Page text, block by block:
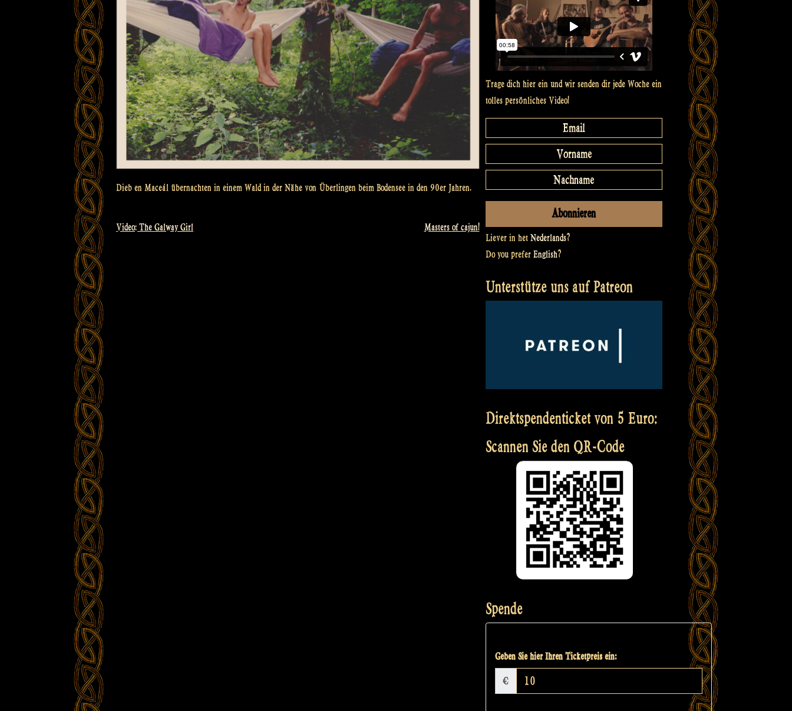
Dieb en Maceál übernachten in einem Wald in der Nähe von Überlingen beim Bodensee in den 90er Jahren.
Beitragsnavigation
Video: The Galway Girl Masters of cajun!
Trage dich hier ein und wir senden dir jede Woche ein
tolles persönliches Video!
Liever in het Nederlands?
Do you prefer English?
Unterstütze uns auf Patreon
Direktspendenticket von 5 Euro:
Scannen Sie den QR-Code
Spende
Geben Sie hier Ihren Ticketpreis ein:
€